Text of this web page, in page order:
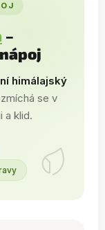
–
himálajský
se v
a klid.